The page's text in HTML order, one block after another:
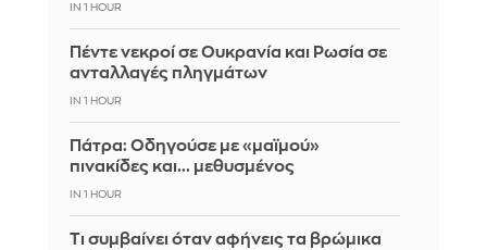
IN 1 HOUR
Πέντε νεκροί σε Ουκρανία και Ρωσία σε
ανταλλαγές πληγμάτων
IN 1 HOUR
Πάτρα: Οδηγούσε με «μαϊμού»
πινακίδες και... μεθυσμένος
IN 1 HOUR
Τι συμβαίνει όταν αφήνεις τα βρώμικα